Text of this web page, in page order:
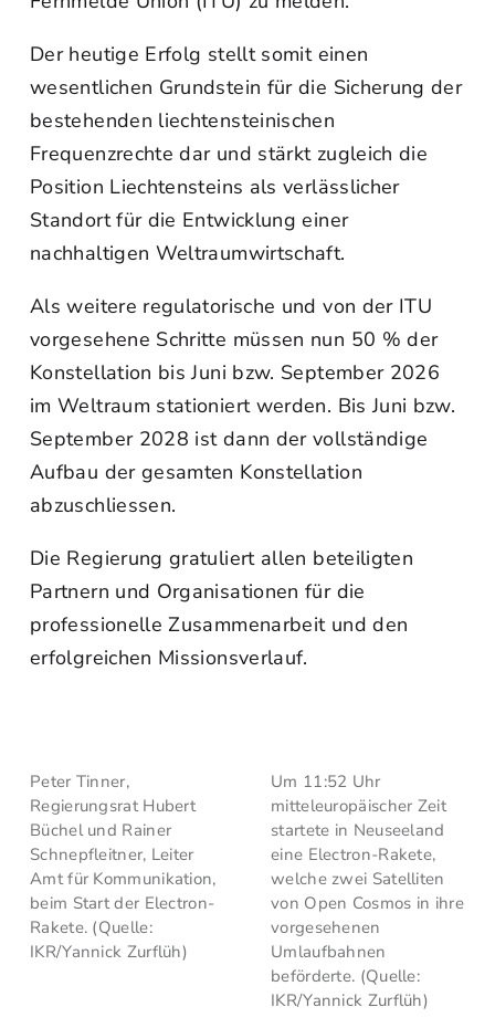
Der heutige Erfolg stellt somit einen
wesentlichen Grundstein für die Sicherung der
bestehenden liechtensteinischen
Frequenzrechte dar und stärkt zugleich die
Position Liechtensteins als verlässlicher
Standort für die Entwicklung einer
nachhaltigen Weltraumwirtschaft.
Als weitere regulatorische und von der ITU
vorgesehene Schritte müssen nun 50 % der
Konstellation bis Juni bzw. September 2026
im Weltraum stationiert werden. Bis Juni bzw.
September 2028 ist dann der vollständige
Aufbau der gesamten Konstellation
abzuschliessen.
Die Regierung gratuliert allen beteiligten
Partnern und Organisationen für die
professionelle Zusammenarbeit und den
erfolgreichen Missionsverlauf.
Peter Tinner,
Regierungsrat Hubert
Büchel und Rainer
Schnepfleitner, Leiter
Amt für Kommunikation,
beim Start der Electron-
Rakete. (Quelle:
IKR/Yannick Zurflüh)
Um 11:52 Uhr
mitteleuropäischer Zeit
startete in Neuseeland
eine Electron-Rakete,
welche zwei Satelliten
von Open Cosmos in ihre
vorgesehenen
Umlaufbahnen
beförderte. (Quelle:
IKR/Yannick Zurflüh)